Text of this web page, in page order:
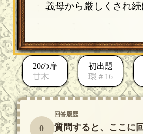
義母から厳しくされ
20の扉
甘木
初出題
環＃16
0
回答履歴
質問すると、ここに